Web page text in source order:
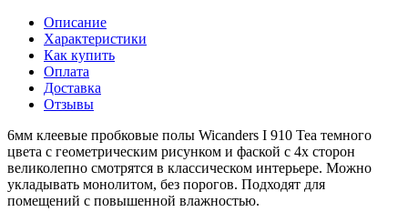
Описание
Характеристики
Как купить
Оплата
Доставка
Отзывы
6мм клеевые пробковые полы Wicanders I 910 Tea темного
цвета с геометрическим рисунком и фаской с 4х сторон
великолепно смотрятся в классическом интерьере. Можно
укладывать монолитом, без порогов. Подходят для
помещений с повышенной влажностью.